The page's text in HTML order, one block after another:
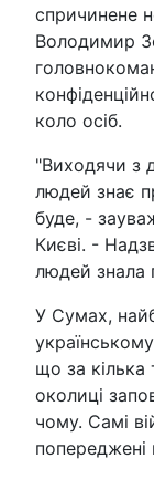
спричинене
Володимир
коло осіб.
"Виходячи з
людей знає
буде, -
Києві. -
людей знала
У Сумах,
що за кілька
околиці
чому. Самі